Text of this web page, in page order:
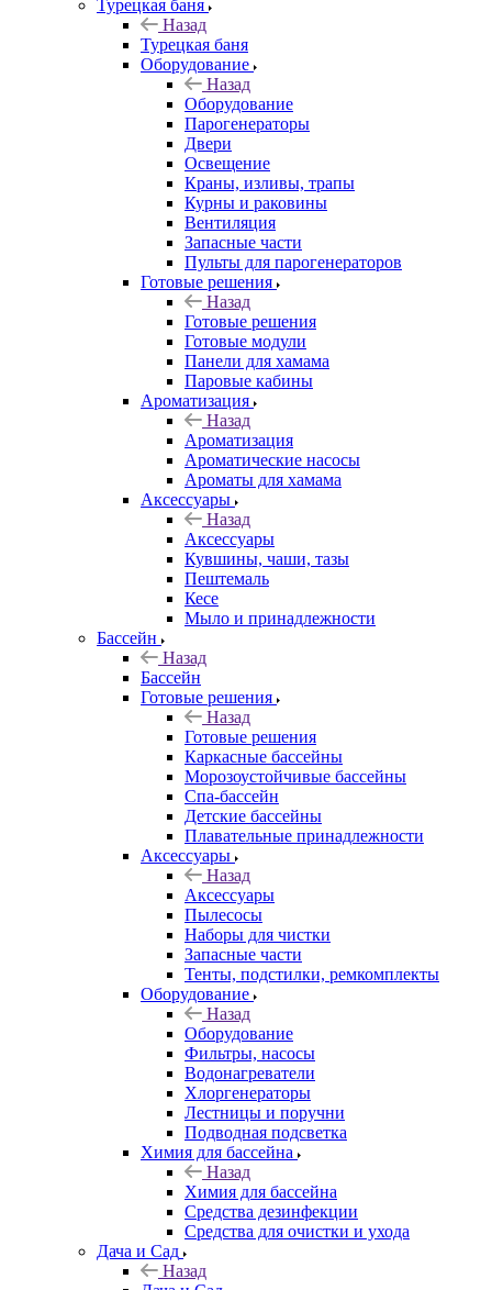
Турецкая баня
Назад
Турецкая баня
Оборудование
Назад
Оборудование
Парогенераторы
Двери
Освещение
Краны, изливы, трапы
Курны и раковины
Вентиляция
Запасные части
Пульты для парогенераторов
Готовые решения
Назад
Готовые решения
Готовые модули
Панели для хамама
Паровые кабины
Ароматизация
Назад
Ароматизация
Ароматические насосы
Ароматы для хамама
Аксессуары
Назад
Аксессуары
Кувшины, чаши, тазы
Пештемаль
Кесе
Мыло и принадлежности
Бассейн
Назад
Бассейн
Готовые решения
Назад
Готовые решения
Каркасные бассейны
Морозоустойчивые бассейны
Спа-бассейн
Детские бассейны
Плавательные принадлежности
Аксессуары
Назад
Аксессуары
Пылесосы
Наборы для чистки
Запасные части
Тенты, подстилки, ремкомплекты
Оборудование
Назад
Оборудование
Фильтры, насосы
Водонагреватели
Хлоргенераторы
Лестницы и поручни
Подводная подсветка
Химия для бассейна
Назад
Химия для бассейна
Средства дезинфекции
Средства для очистки и ухода
Дача и Сад
Назад